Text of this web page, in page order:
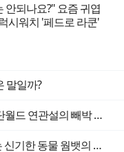
안되나요?" 요즘 귀엽
시워치 '페드로 라쿤'
말일까?
[이슈점검] 뉴진스 OMG 뮤비는 정말 단월드 연관설의 빼박 증거일까
[훗] "이게 똥이라고?" 사각형 똥을 누는 신기한 동물 웜뱃의 비밀